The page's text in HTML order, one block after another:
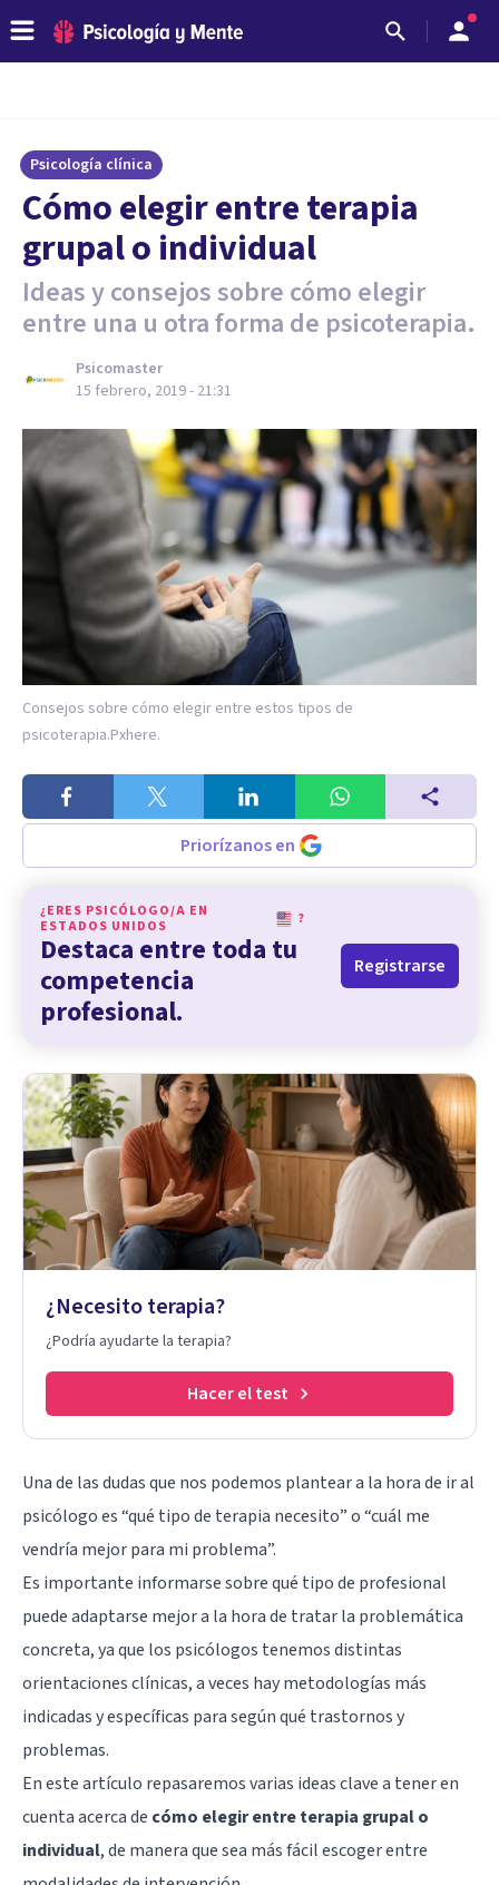
Psicología clínica
Cómo elegir entre terapia
grupal o individual
Ideas y consejos sobre cómo elegir
entre una u otra forma de psicoterapia.
Psicomaster
15 febrero, 2019 - 21:31
Consejos sobre cómo elegir entre estos tipos de
psicoterapia.Pxhere.
Priorízanos en
¿ERES PSICÓLOGO/A EN
ESTADOS UNIDOS
?
Destaca entre toda tu
competencia
profesional.
Registrarse
¿Necesito terapia?
¿Podría ayudarte la terapia?
Hacer el test
Una de las dudas que nos podemos plantear a la hora de ir al
psicólogo es “qué tipo de terapia necesito” o “cuál me
vendría mejor para mi problema”.
Es importante informarse sobre qué tipo de profesional
puede adaptarse mejor a la hora de tratar la problemática
concreta, ya que los psicólogos tenemos distintas
orientaciones clínicas, a veces hay metodologías más
indicadas y específicas para según qué trastornos y
problemas.
En este artículo repasaremos varias ideas clave a tener en
cuenta acerca de cómo elegir entre terapia grupal o
individual, de manera que sea más fácil escoger entre